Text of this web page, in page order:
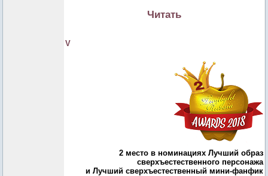
Читать
V
2 место в номинациях Лучший образ
сверхъестественного персонажа
и Лучший сверхъестественный мини-фанфик